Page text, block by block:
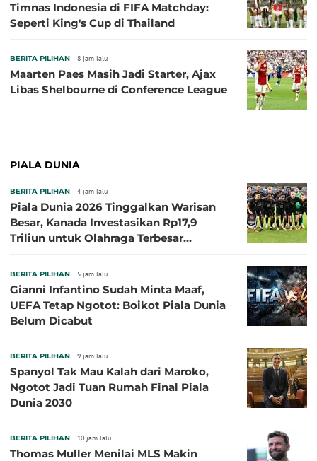
Timnas Indonesia di FIFA Matchday:
Seperti King's Cup di Thailand
BERITA PILIHAN 8 jam lalu
Maarten Paes Masih Jadi Starter, Ajax
Libas Shelbourne di Conference League
PIALA DUNIA
BERITA PILIHAN 4 jam lalu
Piala Dunia 2026 Tinggalkan Warisan
Besar, Kanada Investasikan Rp17,9
Triliun untuk Olahraga Terbesar
BERITA PILIHAN 5 jam lalu
Gianni Infantino Sudah Minta Maaf,
UEFA Tetap Ngotot: Boikot Piala Dunia
Belum Dicabut
BERITA PILIHAN 9 jam lalu
Spanyol Tak Mau Kalah dari Maroko,
Ngotot Jadi Tuan Rumah Final Piala
Dunia 2030
BERITA PILIHAN 10 jam lalu
Thomas Muller Menilai MLS Makin